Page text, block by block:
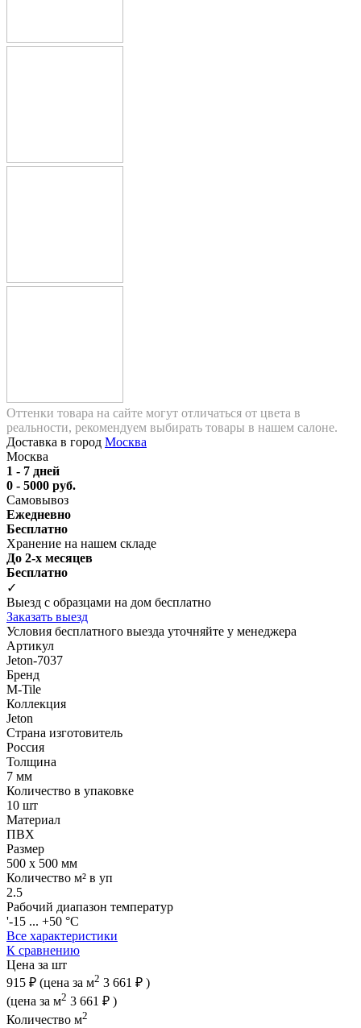
Оттенки товара на сайте могут отличаться от цвета в
реальности, рекомендуем выбирать товары в нашем салоне.
Доставка в город Москва
Москва
1 - 7 дней
0 - 5000 руб.
Самовывоз
Ежедневно
Бесплатно
Хранение на нашем складе
До 2-х месяцев
Бесплатно
✓
Выезд с образцами на дом бесплатно
Заказать выезд
Условия бесплатного выезда уточняйте у менеджера
Артикул
Jeton-7037
Бренд
M-Tile
Коллекция
Jeton
Страна изготовитель
Россия
Толщина
7 мм
Количество в упаковке
10 шт
Материал
ПВХ
Размер
500 x 500 мм
Количество м² в уп
2.5
Рабочий диапазон температур
'-15 ... +50 °С
Все характеристики
К сравнению
Цена за шт
915 ₽ (цена за м2 3 661 ₽ )
(цена за м2 3 661 ₽ )
Количество м2